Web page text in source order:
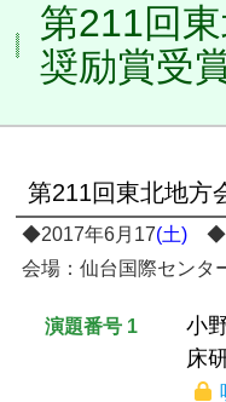
第211回
奨励賞受
第211回東北地方
◆2017年6月17(土) ◆
会場：仙台国際センタ
演題番号 1
小
床